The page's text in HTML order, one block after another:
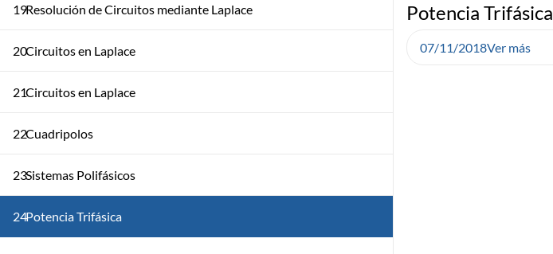
19Resolución de Circuitos mediante Laplace
20Circuitos en Laplace
21Circuitos en Laplace
22Cuadripolos
23Sistemas Polifásicos
24Potencia Trifásica
Potencia Trifásica
07/11/2018Ver más